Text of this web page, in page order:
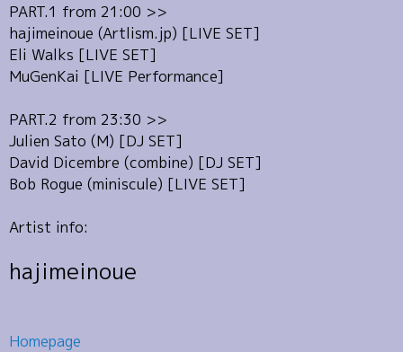
PART.1 from 21:00 >>
hajimeinoue (Artlism.jp) [LIVE SET]
Eli Walks [LIVE SET]
MuGenKai [LIVE Performance]
PART.2 from 23:30 >>
Julien Sato (M) [DJ SET]
David Dicembre (combine) [DJ SET]
Bob Rogue (miniscule) [LIVE SET]
Artist info:
hajimeinoue
Homepage